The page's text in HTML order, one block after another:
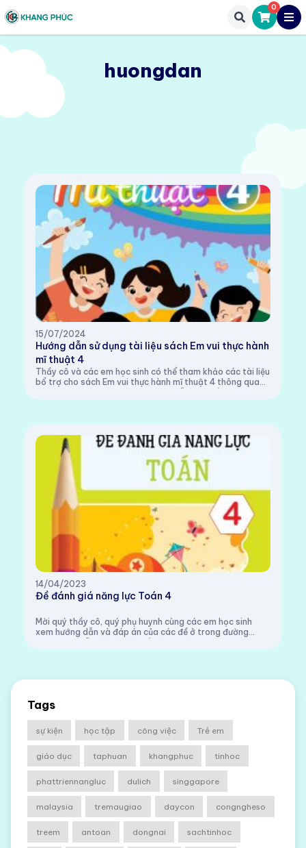
0
huongdan
15/07/2024
Hướng dẫn sử dụng tài liệu sách Em vui thực hành
mĩ thuật 4
Thầy cô và các em học sinh có thể tham khảo các tài liệu
bổ trợ cho sách Em vui thực hành mĩ thuật 4 thông qua
các đường link sau:1. Video hướng dẫn:Chủ đề Không gian
xa gầnChủ đề Chiếc lồng đèn củ...
14/04/2023
Đề đánh giá năng lực Toán 4
Mời quý thầy cô, quý phụ huynh cùng các em học sinh
xem hướng dẫn và đáp án của các đề ở trong đường
link Hướng dẫn và đáp án Đề đánh giá năng lực Toán 4...
Tags
sự kiện học tập công việc Trẻ em
giáo dục taphuan khangphuc tinhoc
phattriennangluc dulich singgapore
malaysia tremaugiao daycon congngheso
treem antoan dongnai sachtinhoc